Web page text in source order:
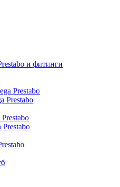
и фитинги
Prestabo
Prestabo